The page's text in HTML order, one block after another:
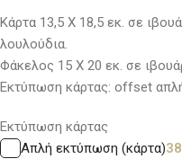
Κάρτα 13,5 Χ 18,5 εκ. σε
λουλούδια.
Φάκελος 15 Χ 20 εκ. σε
Εκτύπωση κάρτας: offset
Εκτύπωση κάρτας
Απλή εκτύπωση (κάρτα)